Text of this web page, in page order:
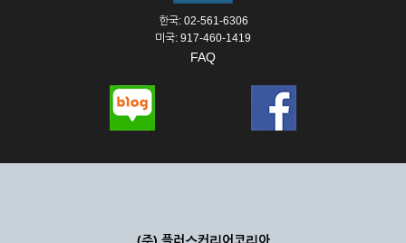
한국: 02-561-6306
미국: 917-460-1419
FAQ